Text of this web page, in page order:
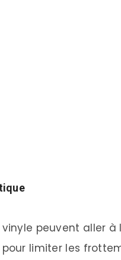
peuvent aller
limiter les